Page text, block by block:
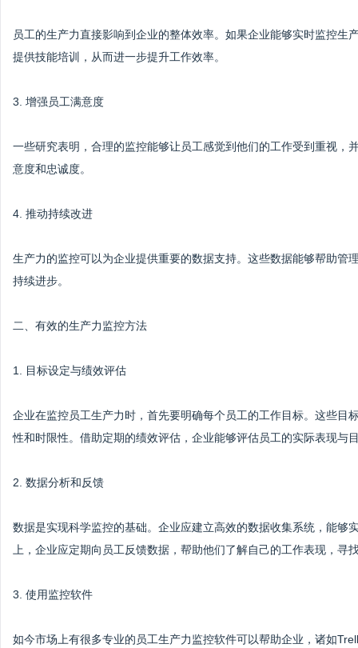
员工的生产力直接影响到企业的整体效率。如果企业能够实时监控
提供技能培训，从而进一步提升工作效率。
3. 增强员工满意度
一些研究表明，合理的监控能够让员工感觉到他们的工作受到重视，
意度和忠诚度。
4. 推动持续改进
生产力的监控可以为企业提供重要的数据支持。这些数据能够帮助管
持续进步。
二、有效的生产力监控方法
1. 目标设定与绩效评估
企业在监控员工生产力时，首先要明确每个员工的工作目标。这些目
性和时限性。借助定期的绩效评估，企业能够评估员工的实际表现与
2. 数据分析和反馈
数据是实现科学监控的基础。企业应建立高效的数据收集系统，能够
上，企业应定期向员工反馈数据，帮助他们了解自己的工作表现，寻
3. 使用监控软件
如今市场上有很多专业的员工生产力监控软件可以帮助企业，诸如